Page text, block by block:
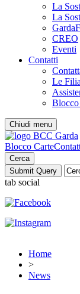
La
La
CREO
Eventi
Contatti
Le
Blocco
Chiudi menu
Blocco Carte
Cerca
tab social
Home
>
News